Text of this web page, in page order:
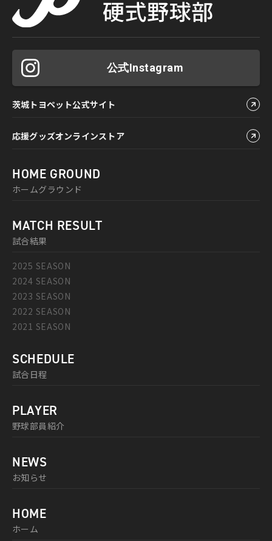
公式Instagram
茨城トヨペット公式サイト
応援グッズオンラインストア
HOME GROUND
ホームグラウンド
MATCH RESULT
試合結果
2025 SEASON
2024 SEASON
2023 SEASON
2022 SEASON
2021 SEASON
SCHEDULE
試合日程
PLAYER
野球部員紹介
NEWS
お知らせ
HOME
ホーム